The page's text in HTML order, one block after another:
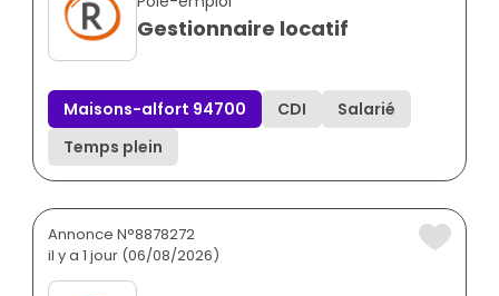
Gestionnaire locatif
Maisons-alfort 94700 CDI
Salarié
Temps plein
Annonce N°8878272
il y a 1 jour (06/08/2026)